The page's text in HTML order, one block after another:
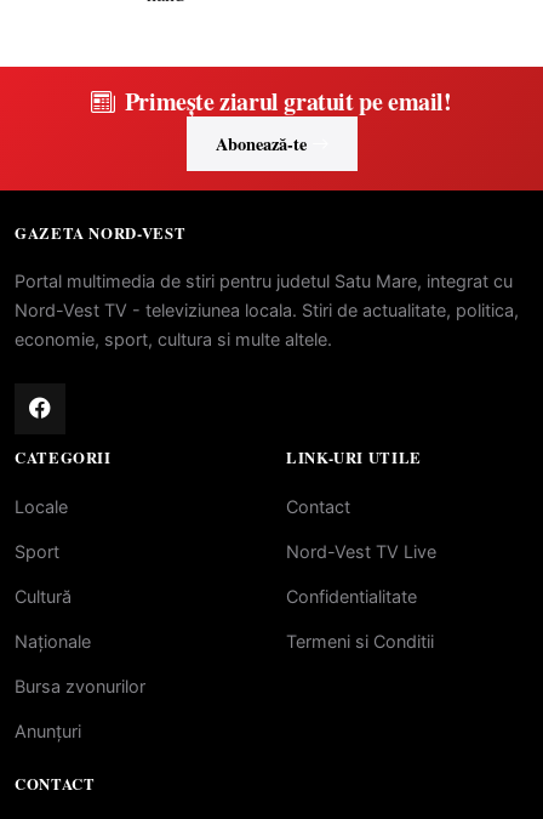
Primește ziarul gratuit pe email!
Abonează-te
GAZETA NORD-VEST
Portal multimedia de stiri pentru judetul Satu Mare, integrat cu
Nord-Vest TV - televiziunea locala. Stiri de actualitate, politica,
economie, sport, cultura si multe altele.
CATEGORII
Locale
Sport
Cultură
Naționale
Bursa zvonurilor
Anunțuri
LINK-URI UTILE
Contact
Nord-Vest TV Live
Confidentialitate
Termeni si Conditii
CONTACT